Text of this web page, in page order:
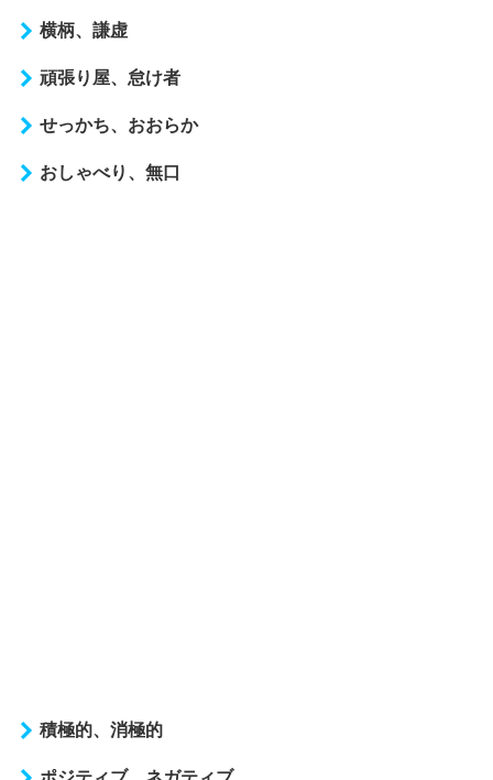
横柄、謙虚
頑張り屋、怠け者
せっかち、おおらか
おしゃべり、無口
積極的、消極的